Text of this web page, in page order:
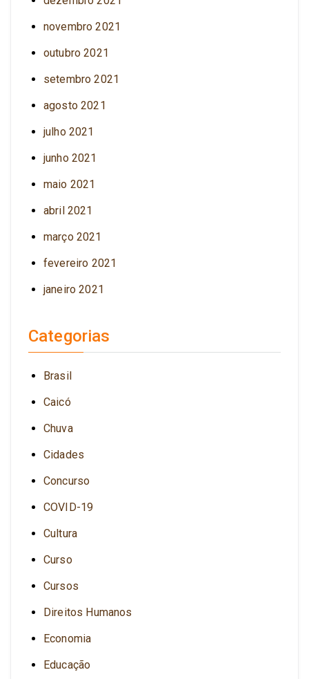
novembro 2021
outubro 2021
setembro 2021
agosto 2021
julho 2021
junho 2021
maio 2021
abril 2021
março 2021
fevereiro 2021
janeiro 2021
Categorias
Brasil
Caicó
Chuva
Cidades
Concurso
COVID-19
Cultura
Curso
Cursos
Direitos Humanos
Economia
Educação